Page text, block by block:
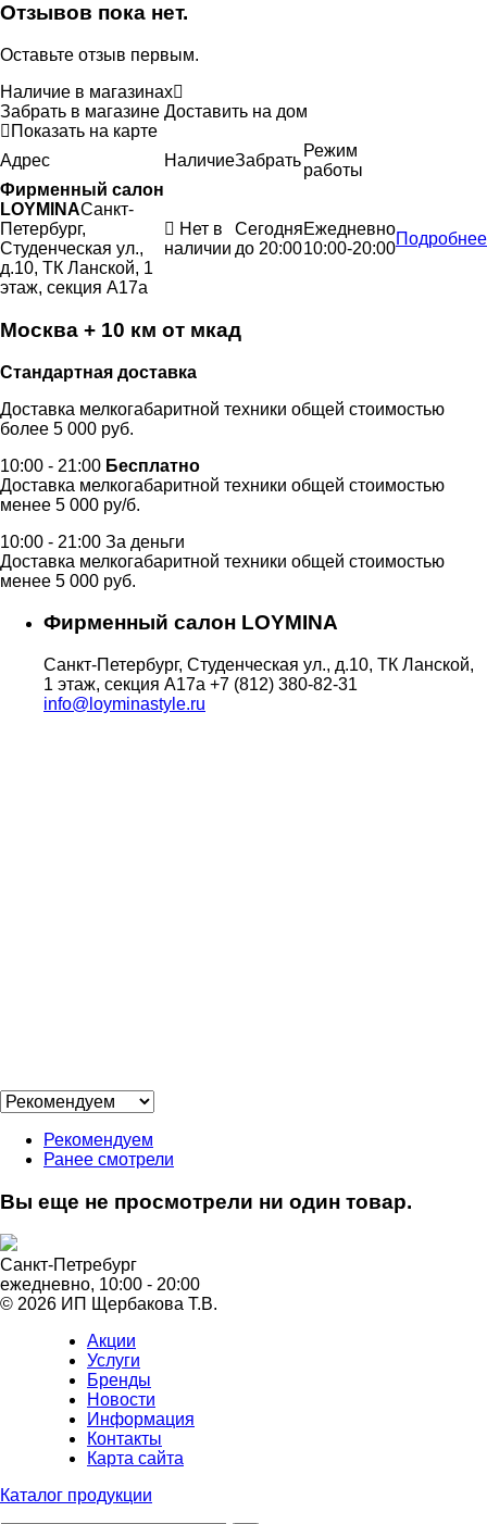
Отзывов пока нет.
Оставьте отзыв первым.
Наличие в магазинах
Забрать в магазине Доставить на дом
Показать на карте
Адрес
НаличиеЗабрать
Режим
работы
Фирменный салон
LOYMINAСанкт-
Петербург,
Студенческая ул.,
д.10, ТК Ланской, 1
этаж, секция А17а
Нет в
наличии
Сегодня
до 20:00
Ежедневно
10:00-20:00
Подробнее
Москва + 10 км от мкад
Стандартная доставка
Доставка мелкогабаритной техники общей стоимостью
более 5 000 руб.
10:00 - 21:00 Бесплатно
Доставка мелкогабаритной техники общей стоимостью
менее 5 000 ру/б.
10:00 - 21:00 За деньги
Доставка мелкогабаритной техники общей стоимостью
менее 5 000 руб.
Фирменный салон LOYMINA
Санкт-Петербург, Студенческая ул., д.10, ТК Ланской,
1 этаж, секция А17а +7 (812) 380-82-31
info@loyminastyle.ru
Рекомендуем
Ранее смотрели
Вы еще не просмотрели ни один товар.
Санкт-Петребург
ежедневно, 10:00 - 20:00
© 2026 ИП Щербакова Т.В.
Акции
Услуги
Бренды
Новости
Информация
Контакты
Карта сайта
Каталог продукции